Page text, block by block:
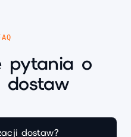
pytania o
dostaw
dostaw?